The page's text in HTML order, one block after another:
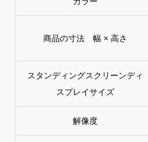
商品の寸法 幅 × 高さ
スタンディングスクリーンディ
スプレイサイズ
解像度